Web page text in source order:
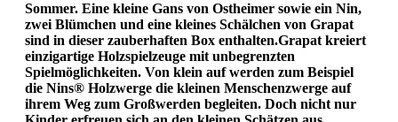
Sommer. Eine kleine Gans von Ostheimer sowie ein Nin,
zwei Blümchen und eine kleines Schälchen von Grapat
sind in dieser zauberhaften Box enthalten.Grapat kreiert
einzigartige Holzspielzeuge mit unbegrenzten
Spielmöglichkeiten. Von klein auf werden zum Beispiel
die Nins® Holzwerge die kleinen Menschenzwerge auf
ihrem Weg zum Großwerden begleiten. Doch nicht nur